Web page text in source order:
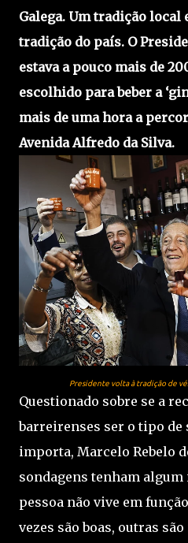
Galega. Um tradição local
tradição do país. O
estava a pouco mais de
escolhido para beber a
mais de uma hora a
Avenida Alfredo da Silva.
Presidente volta à tradição de
Questionado sobre se a
barreirenses ser o tipo de
importa, Marcelo Rebelo
sondagens tenham algum
pessoa não vive em
vezes são boas, outras